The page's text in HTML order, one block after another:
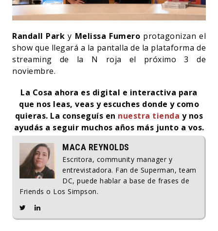
Randall Park y Melissa Fumero protagonizan el
show que llegará a la pantalla de la plataforma de
streaming de la N roja el próximo 3 de
noviembre.
La Cosa ahora es digital e interactiva para
que nos leas, veas y escuches donde y como
quieras. La conseguís en nuestra tienda y nos
ayudás a seguir muchos años más junto a vos.
MACA REYNOLDS
Escritora, community manager y
entrevistadora. Fan de Superman, team
DC, puede hablar a base de frases de
Friends o Los Simpson.